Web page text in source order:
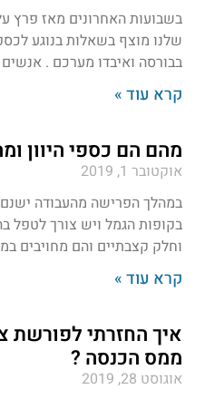
בשבועות האחרונים מאז פרץ
שלנו מוצף בשאלות בנוגע
בבורסה ואיבדו מערכם .
קרא עוד »
מהם הם כספי היוון
אוקטובר 1, 2019
במהלך הפרישה מהעבודה
בקופות הגמל ויש צורך לטפל
וחלק קצבתיים והם מחויבים
קרא עוד »
ממס הכנסה ?
אוגוסט 28, 2019